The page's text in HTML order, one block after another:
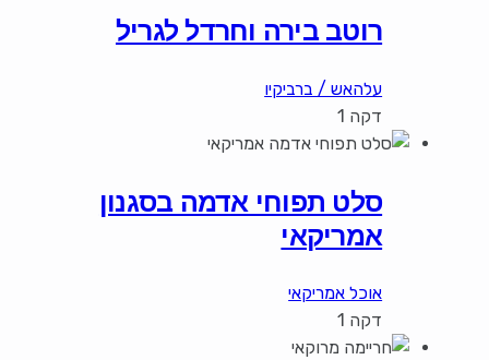
רוטב בירה וחרדל לגריל
עלהאש / ברביקיו
דקה 1
סלט תפוחי אדמה בסגנון
אמריקאי
אוכל אמריקאי
דקה 1